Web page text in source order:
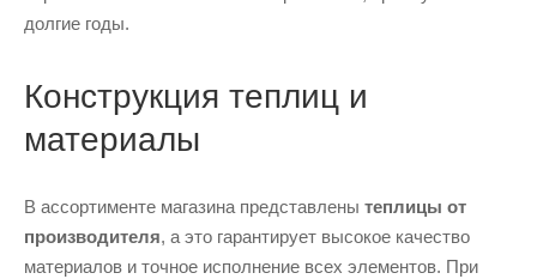
долгие годы.
Конструкция теплиц и
материалы
В ассортименте магазина представлены теплицы от
производителя, а это гарантирует высокое качество
материалов и точное исполнение всех элементов. При